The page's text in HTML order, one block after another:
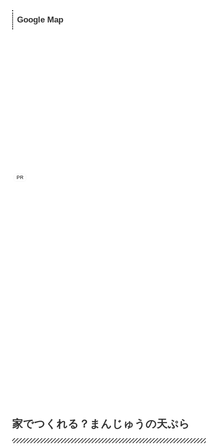
Google Map
家でつくれる？まんじゅうの天ぷら